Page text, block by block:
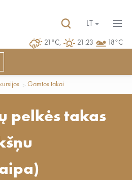
21°C, 21:23 18°C
LT
Gamtos takai
pelkės takas